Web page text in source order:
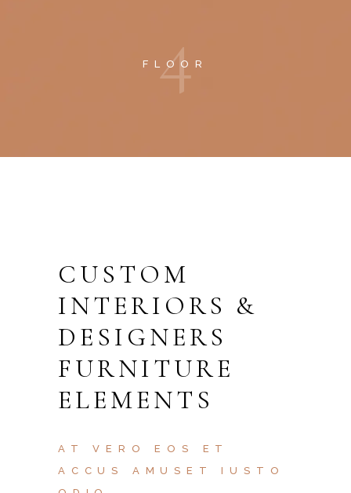
4
FLOOR
CUSTOM
INTERIORS &
DESIGNERS
FURNITURE
ELEMENTS
AT VERO EOS ET
ACCUS AMUSET IUSTO